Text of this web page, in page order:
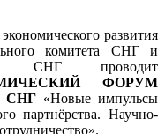
развития
комитета СНГ и
СНГ проводит
ФОРУМ
СНГ «Новые импульсы
партнёрства. Научно-